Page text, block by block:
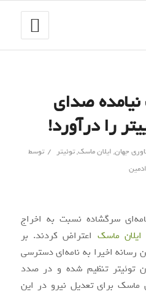
صدای
را درآورد!
جهان, ایلان ماسک,توئیتر / توسط
ادمین
سرگشاده نسبت به اخراج
ایلان ماسک اعتراض کردند. بر
رسانه اخیرا به نامه‌ای دسترسی
توئیتر تنظیم شده و در صدد
ماسک برای تعدیل نیرو در این